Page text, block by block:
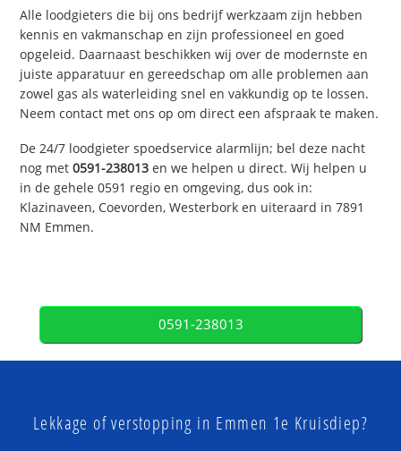
Alle loodgieters die bij ons bedrijf werkzaam zijn hebben
kennis en vakmanschap en zijn professioneel en goed
opgeleid. Daarnaast beschikken wij over de modernste en
juiste apparatuur en gereedschap om alle problemen aan
zowel gas als waterleiding snel en vakkundig op te lossen.
Neem contact met ons op om direct een afspraak te maken.
De 24/7 loodgieter spoedservice alarmlijn; bel deze nacht
nog met0591-238013 en we helpen u direct. Wij helpen u
in de gehele 0591 regio en omgeving, dus ook in:
Klazinaveen, Coevorden, Westerbork en uiteraard in 7891
NM Emmen.
0591-238013
Lekkage of verstopping in Emmen 1e Kruisdiep?